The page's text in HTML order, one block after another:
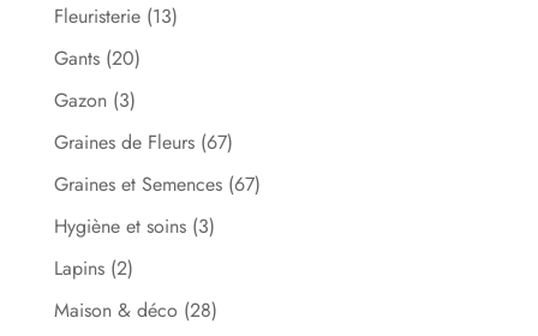
Fleuristerie (13)
Gants (20)
Gazon (3)
Graines de Fleurs (67)
Graines et Semences (67)
Hygiène et soins (3)
Lapins (2)
Maison & déco (28)